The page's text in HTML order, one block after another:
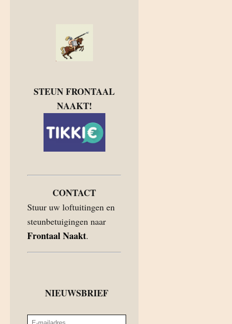
STEUN FRONTAAL
NAAKT!
CONTACT
Stuur uw loftuitingen en
steunbetuigingen naar
Frontaal Naakt.
NIEUWSBRIEF